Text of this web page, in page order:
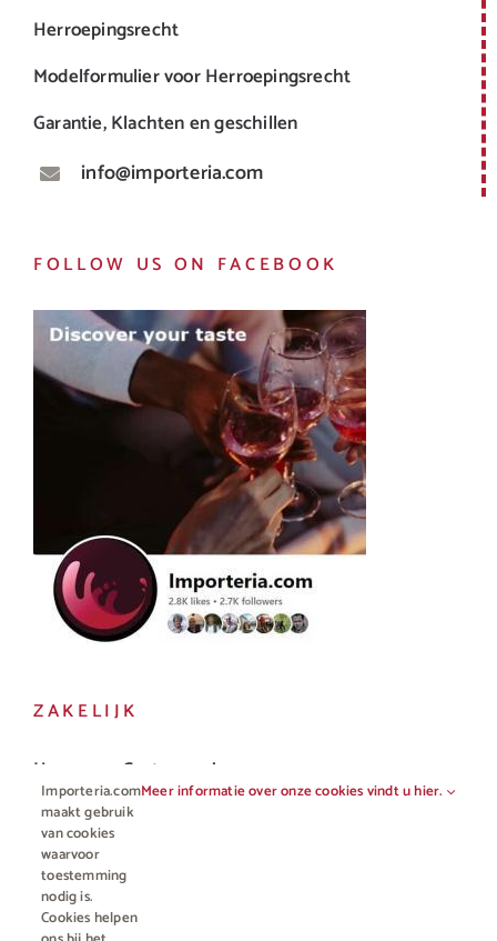
Herroepingsrecht
Modelformulier voor Herroepingsrecht
Garantie, Klachten en geschillen
info@importeria.com
FOLLOW US ON FACEBOOK
ZAKELIJK
Horeca en Gastronomie
Vakhandel
Importeria.com
maakt gebruik
van cookies
waarvoor
toestemming
nodig is.
Cookies helpen
Meer informatie over onze cookies vindt u hier.